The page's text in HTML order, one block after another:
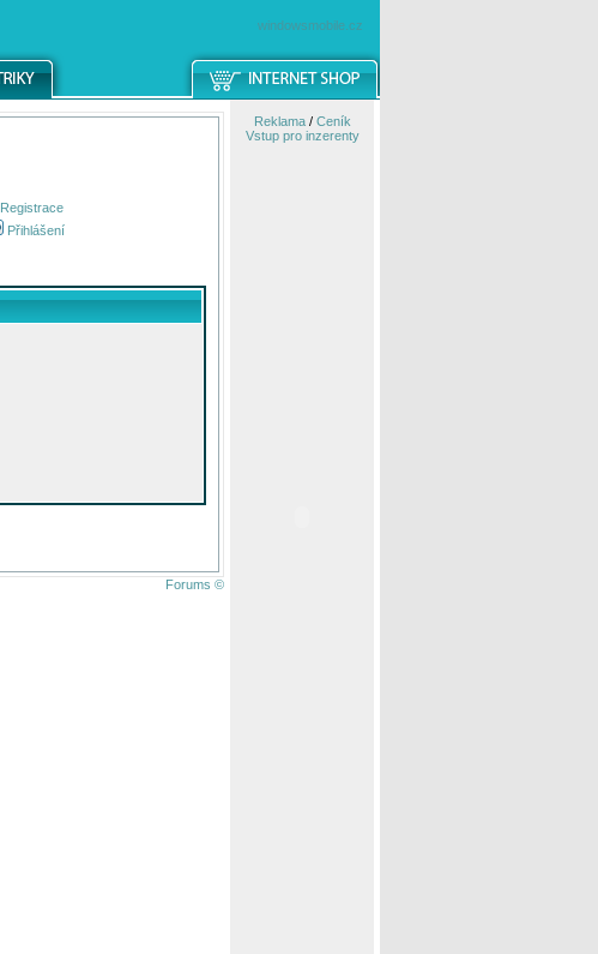
windowsmobile.cz
Registrace
Přihlášení
Forums ©
Reklama/ Ceník
Vstup pro inzerenty